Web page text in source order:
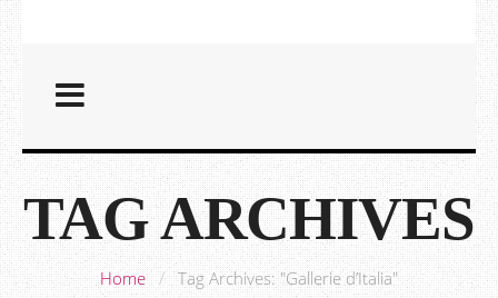
TAG ARCHIVES
Home / Tag Archives: "Gallerie d’Italia"